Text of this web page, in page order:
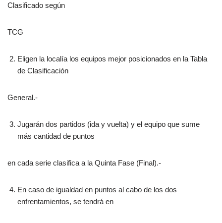
Clasificado según
TCG
Eligen la localía los equipos mejor posicionados en la Tabla
de Clasificación
General.-
Jugarán dos partidos (ida y vuelta) y el equipo que sume
más cantidad de puntos
en cada serie clasifica a la Quinta Fase (Final).-
En caso de igualdad en puntos al cabo de los dos
enfrentamientos, se tendrá en